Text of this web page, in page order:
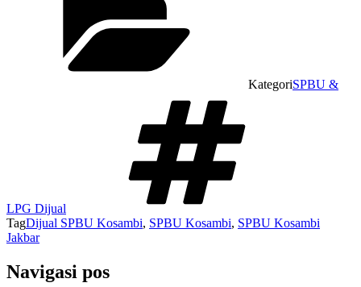
KategoriSPBU &
LPG Dijual
TagDijual SPBU Kosambi, SPBU Kosambi, SPBU Kosambi
Jakbar
Navigasi pos